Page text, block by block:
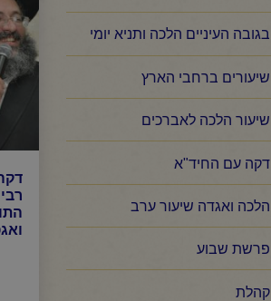
בגובה העיניים הלכה ותניא יומי
שיעורים ברחבי הארץ
שיעור הלכה לאברכים
דקה עם החיד"א
הלכה ואגדה שיעור ערב
פרשת שבוע
קהלת